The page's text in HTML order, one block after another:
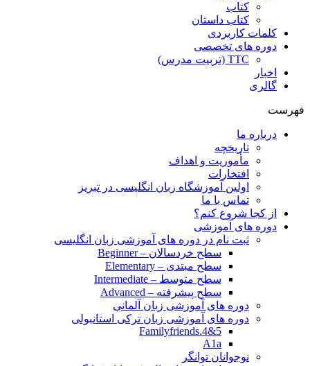
کتاب
کتاب داستان
کلمات کاربردی
دوره های تخصصی
TTC (تربیت مدرس)
اخبار
گالری
فهرست
درباره ما
تاریخچه
مأموریت و اهداف
افتخارات
اولین آموزشگاه زبان انگلیسی در تبریز
تماس با ما
از کجا شروع کنم؟
دوره های آموزشی
ثبت نام در دوره های آموزشی زبان انگلیسی
سطح خردسالان – Beginner
سطح مبتدی – Elementary
سطح متوسط – Intermediate
سطح پیشرفته – Advanced
دوره های آموزشی زبان آلمانی
دوره های آموزشی زبان ترکی استانبولی
Familyfriends.4&5
A1a
نوجوانان توانگر